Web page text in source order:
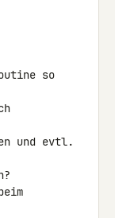
so
und evtl.